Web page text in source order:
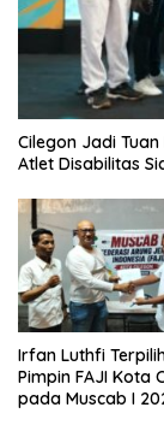
Cilegon Jadi Tuan
Atlet Disabilitas
Irfan Luthfi
Pimpin FAJI Kota
pada Muscab I